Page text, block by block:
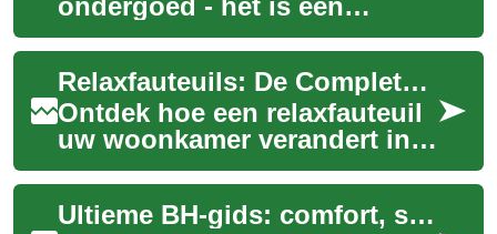
expressie van persoonlijke
stijl en een bron van
zelfvertrouwen. O...
Relaxfauteuils: De Complete Gids voor Ultiem Comfort
Ontdek hoe een relaxfauteuil
uw woonkamer verandert in
een plek van rust en
ontspanning. Van
handmatige modellen tot ...Ultieme BH-gids: comfort, stijl en zelfvertrouwen vandaag